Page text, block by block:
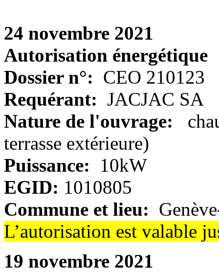
24 novembre 2021
Autorisation énergétique
Dossier n°: CEO 210123
Requérant: JACJAC SA
Nature de l'ouvrage:
terrasse extérieure)
Puissance: 10kW
EGID: 1010805
Commune et lieu:
L’autorisation est valable
19 novembre 2021